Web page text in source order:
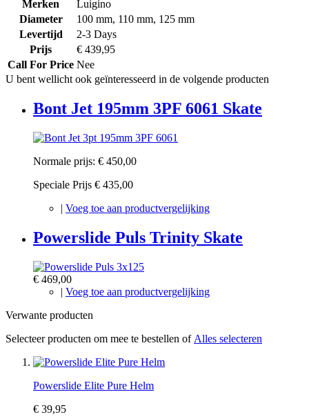
Merken
Luigino
Diameter
100 mm, 110 mm, 125 mm
Levertijd
2-3 Days
Prijs
€ 439,95
Call For Price Nee
U bent wellicht ook geïnteresseerd in de volgende producten
Bont Jet 195mm 3PF 6061 Skate
Normale prijs: € 450,00
Speciale Prijs € 435,00
| Voeg toe aan productvergelijking
Powerslide Puls Trinity Skate
€ 469,00
| Voeg toe aan productvergelijking
Verwante producten
Selecteer producten om mee te bestellen of Alles selecteren
Powerslide Elite Pure Helm
€ 39,95